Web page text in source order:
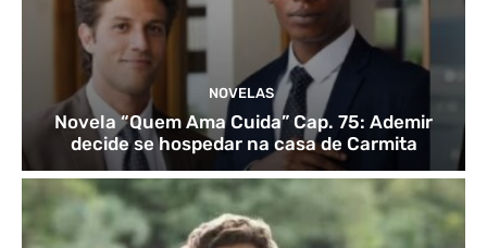
NOVELAS
Novela “Quem Ama Cuida” Cap. 75: Ademir
decide se hospedar na casa de Carmita